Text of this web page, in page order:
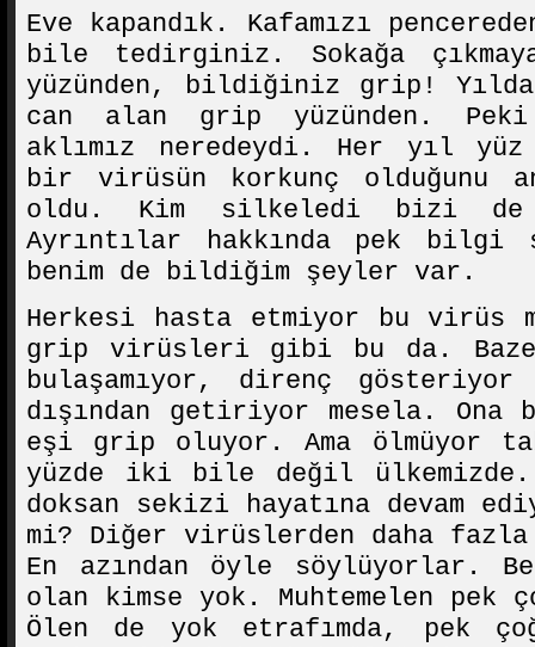
Eve kapandık. Kafamızı
bile tedirginiz. Sokağa
yüzünden, bildiğiniz grip!
can alan grip yüzünden. Peki
aklımız neredeydi. Her yıl
bir virüsün korkunç olduğunu
oldu. Kim silkeledi bizi de
Ayrıntılar hakkında pek bilgi
benim de bildiğim şeyler var.
Herkesi hasta etmiyor bu virüs
grip virüsleri gibi bu da.
bulaşamıyor, direnç
dışından getiriyor mesela. Ona
eşi grip oluyor. Ama ölmüyor
yüzde iki bile değil ülkemizde.
doksan sekizi hayatına devam
mi? Diğer virüslerden daha
En azından öyle söylüyorlar.
olan kimse yok. Muhtemelen pek
Ölen de yok etrafımda, pek